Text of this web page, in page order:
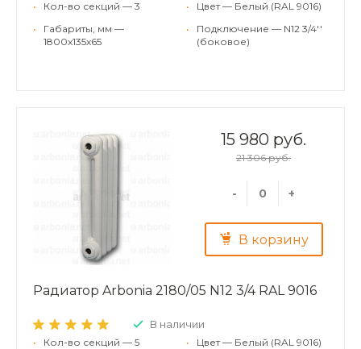
•
Кол-во секций — 3
•
Габариты, мм —
1800x135x65
•
Цвет — Белый (RAL 9016)
•
Подключение — N12 3/4''
(боковое)
15 980 руб.
21 306 руб.
- +
В корзину
Радиатор Arbonia 2180/05 N12 3/4 RAL 9016
В наличии
•
Кол-во секций — 5
•
Цвет — Белый (RAL 9016)